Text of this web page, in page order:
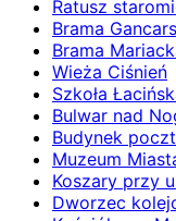
Ratusz
Brama
Brama
Wieża Ciśnień
Szkoła
Bulwar nad
Budynek
Muzeum
Koszary przy
Dworzec